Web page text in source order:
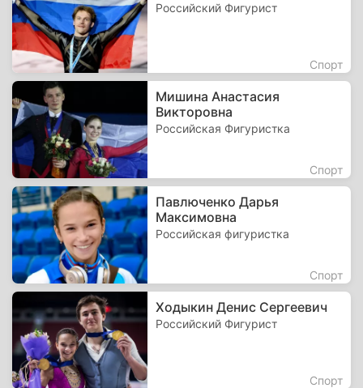
Российский Фигурист
Спорт
Мишина Анастасия
Викторовна
Российская Фигуристка
Спорт
Павлюченко Дарья
Максимовна
Российская фигуристка
Спорт
Ходыкин Денис Сергеевич
Российский Фигурист
Спорт